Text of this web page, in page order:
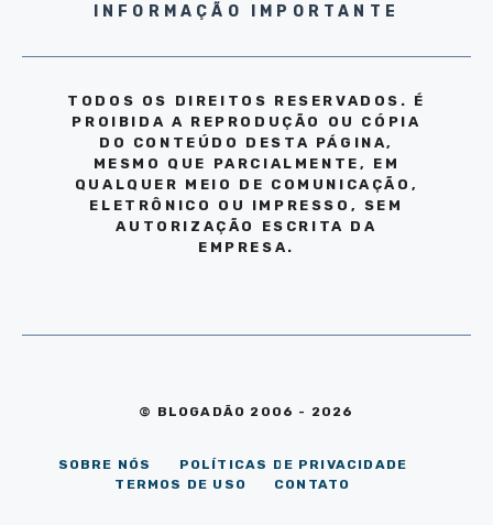
INFORMAÇÃO IMPORTANTE
TODOS OS DIREITOS RESERVADOS. É
PROIBIDA A REPRODUÇÃO OU CÓPIA
DO CONTEÚDO DESTA PÁGINA,
MESMO QUE PARCIALMENTE, EM
QUALQUER MEIO DE COMUNICAÇÃO,
ELETRÔNICO OU IMPRESSO, SEM
AUTORIZAÇÃO ESCRITA DA
EMPRESA.
© BLOGADÃO 2006 - 2026
SOBRE NÓS
POLÍTICAS DE PRIVACIDADE
TERMOS DE USO
CONTATO